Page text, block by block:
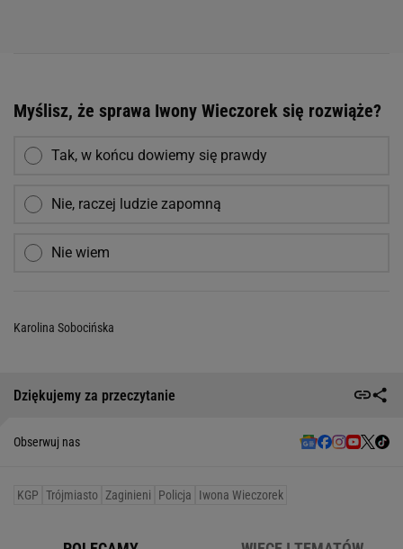
Myślisz, że sprawa Iwony Wieczorek się rozwiąże?
Tak, w końcu dowiemy się prawdy
Nie, raczej ludzie zapomną
Nie wiem
Karolina Sobocińska
Dziękujemy za przeczytanie
Obserwuj nas
KGP Trójmiasto Zaginieni Policja Iwona Wieczorek